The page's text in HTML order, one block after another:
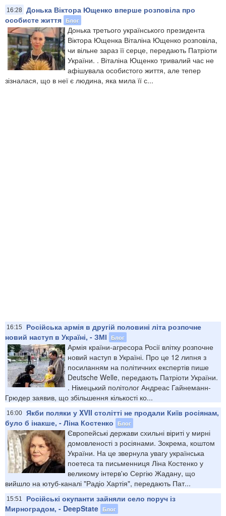
16:28 Донька Віктора Ющенко вперше розповіла про
особисте життя Блог
Донька третього українського президента
Віктора Ющенка Віталіна Ющенко розповіла,
чи вільне зараз її серце, передають Патріоти
України. . Віталіна Ющенко тривалий час не
афішувала особистого життя, але тепер
зізналася, що в неї є людина, яка мила її с...
16:15
Російська армія в другій половині літа розпочне
новий наступ в Україні, - ЗМІ
Блог
Армія країни-агресора Росії влітку розпочне
новий наступ в Україні. Про це 12 липня з
посиланням на політичних експертів пише
Deutsche Welle, передають Патріоти України.
. Німецький політолог Андреас Гайнеманн-
Грюдер заявив, що збільшення кількості ко...
16:00 Якби поляки у XVII столітті не продали Київ росіянам,
було б інакше, - Ліна Костенко
Блог
Європейські держави схильні віриті у мирні
домовленості з росіянами. Зокрема, коштом
України. На це звернула увагу українська
поетеса та письменниця Ліна Костенко у
великому інтерв'ю Сергію Жадану, що
вийшло на ютуб-каналі "Радіо Хартія", передають Пат...
15:51
Російські окупанти зайняли село поруч із
Мирноградом, - DeepState Блог